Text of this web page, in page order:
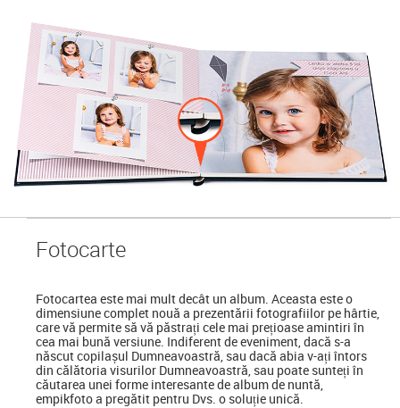
Fotocarte
Fotocartea este mai mult decât un album. Aceasta este o
dimensiune complet nouă a prezentării fotografiilor pe hârtie,
care vă permite să vă păstrați cele mai prețioase amintiri în
cea mai bună versiune. Indiferent de eveniment, dacă s-a
născut copilașul Dumneavoastră, sau dacă abia v-ați întors
din călătoria visurilor Dumneavoastră, sau poate sunteți în
căutarea unei forme interesante de album de nuntă,
empikfoto a pregătit pentru Dvs. o soluție unică.